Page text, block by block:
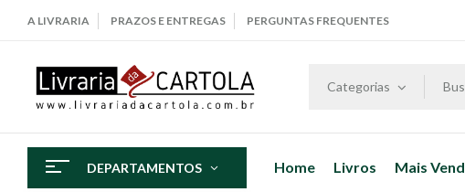
A LIVRARIA PRAZOS E ENTREGAS PERGUNTAS FREQUENTES
Categorias
DEPARTAMENTOS Home Livros Mais